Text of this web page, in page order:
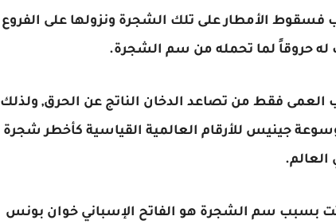
الأمطار على تلك الشجرة ونزولها على الفروع
حروقاً لما تحمله من سم الشجرة.
العمى فقط من تصاعد الدخان الناتج عن الحرق, ولذلك
جينيس للأرقام العالمية القياسية كأخطر شجرة
العالم.
بسبب سم الشجرة هو الفاتح الإسباني خوان بونس